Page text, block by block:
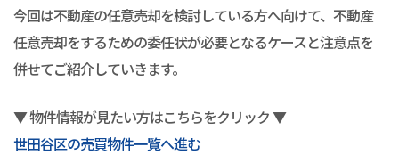
今回は不動産の任意売却を検討している方へ向けて、不動産
任意売却をするための委任状が必要となるケースと注意点を
併せてご紹介していきます。
▼ 物件情報が見たい方はこちらをクリック ▼
世田谷区の売買物件一覧へ進む